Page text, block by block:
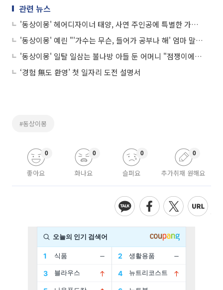
관련 뉴스
'동상이몽' 헤어디자이너 태양, 사연 주인공에 특별한 가위 선물! "생각 바뀌길"
'동상이몽' 예린 "'가수는 무슨, 들어가 공부나 해' 엄마 말 상처 됐어" 눈물
'동상이몽' 일탈 일삼는 불나방 아들 둔 어머니 "점쟁이에 1000만원 들어"
‘경험 無도 환영’ 첫 일자리 도전 설명서
#동상이몽
좋아요
0
화나요
0
슬퍼요
0
추가취재 원해요
0